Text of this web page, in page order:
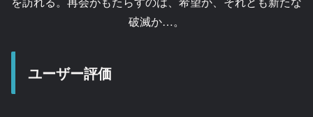
破滅か…。
ユーザー評価